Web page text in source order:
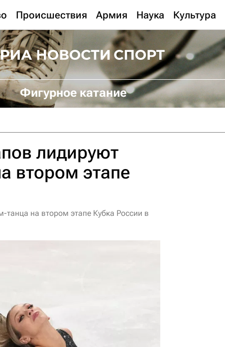
Происшествия Армия Наука Культура
Фигурное катание
лидируют
втором этапе
на втором этапе Кубка России в